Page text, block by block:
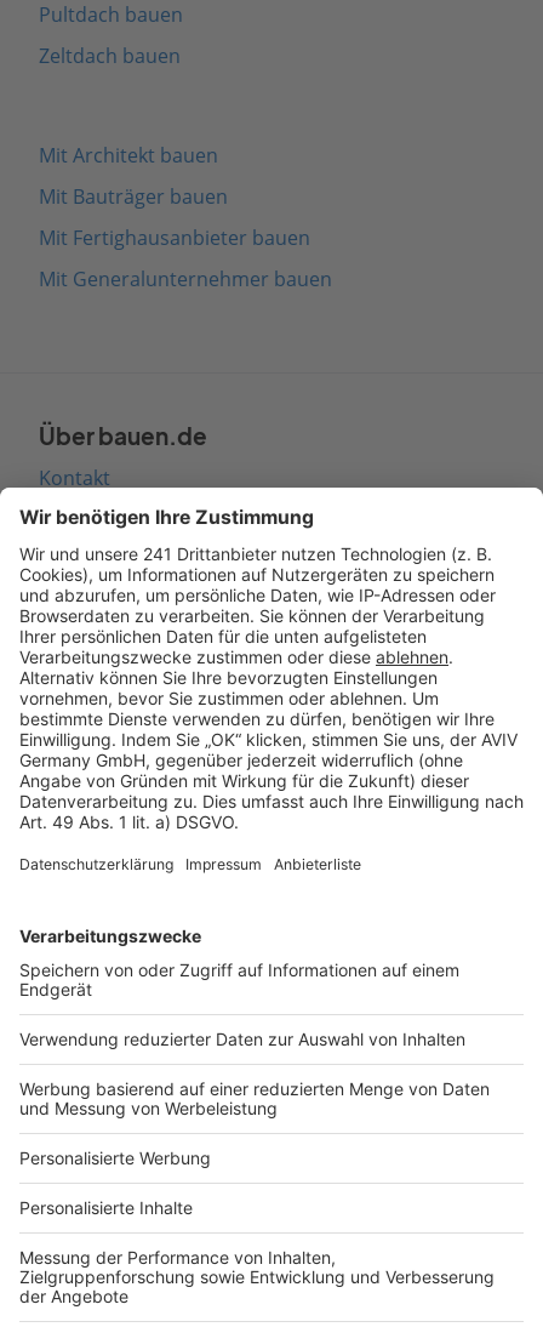
Pultdach bauen
Zeltdach bauen
Mit Architekt bauen
Mit Bauträger bauen
Mit Fertighausanbieter bauen
Mit Generalunternehmer bauen
Über bauen.de
Kontakt
Seitenaufbau
Barrierefreiheit
Cookie Einstellungen
Rechtliches
AGB-Übersicht
Datenschutz
Impressum
Services
Bauprojekt-Quiz
Häuser-Suche
Hausanbieter-Suche
Bauprojekt-Profil
Für Unternehmen
Ihre Baufirma auf bauen.de
Kostenloses Infogespräch